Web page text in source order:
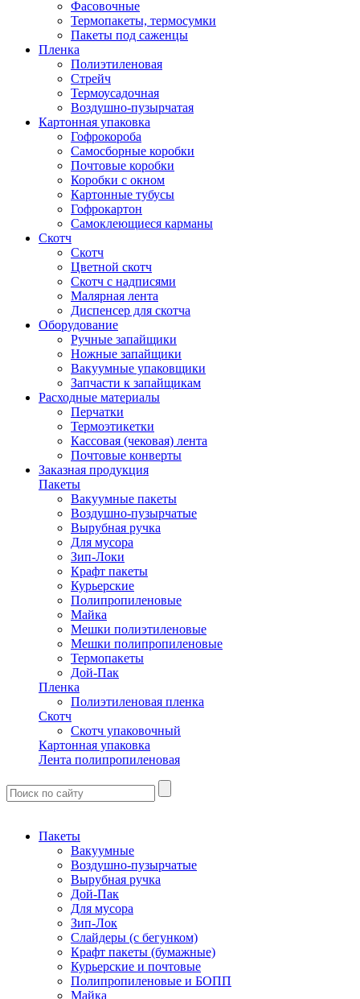
Фасовочные
Термопакеты, термосумки
Пакеты под саженцы
Пленка
Полиэтиленовая
Стрейч
Термоусадочная
Воздушно-пузырчатая
Картонная упаковка
Гофрокороба
Самосборные коробки
Почтовые коробки
Коробки с окном
Картонные тубусы
Гофрокартон
Самоклеющиеся карманы
Скотч
Скотч
Цветной скотч
Скотч с надписями
Малярная лента
Диспенсер для скотча
Оборудование
Ручные запайщики
Ножные запайщики
Вакуумные упаковщики
Запчасти к запайщикам
Расходные материалы
Перчатки
Термоэтикетки
Кассовая (чековая) лента
Почтовые конверты
Заказная продукция
Пакеты
Вакуумные пакеты
Воздушно-пузырчатые
Вырубная ручка
Для мусора
Зип-Локи
Крафт пакеты
Курьерские
Полипропиленовые
Майка
Мешки полиэтиленовые
Мешки полипропиленовые
Термопакеты
Дой-Пак
Пленка
Полиэтиленовая пленка
Скотч
Скотч упаковочный
Картонная упаковка
Лента полипропиленовая
Пакеты
Вакуумные
Воздушно-пузырчатые
Вырубная ручка
Дой-Пак
Для мусора
Зип-Лок
Слайдеры (с бегунком)
Крафт пакеты (бумажные)
Курьерские и почтовые
Полипропиленовые и БОПП
Майка